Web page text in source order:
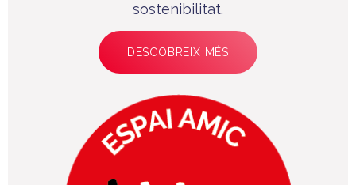
sostenibilitat.
DESCOBREIX MÉS